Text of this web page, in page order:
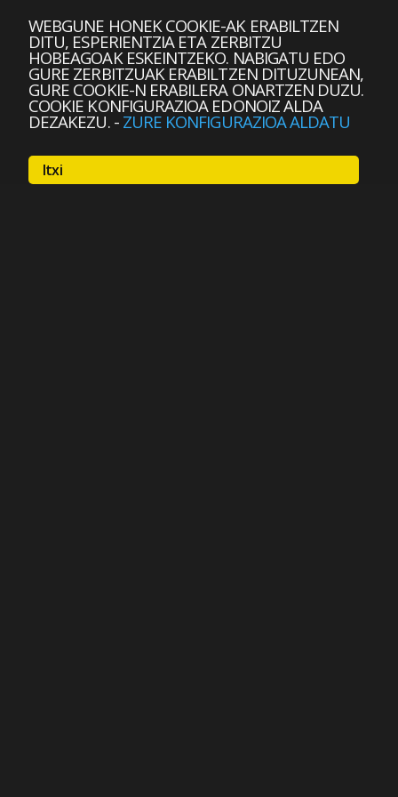
WEBGUNE HONEK COOKIE-AK ERABILTZEN
DITU, ESPERIENTZIA ETA ZERBITZU
HOBEAGOAK ESKEINTZEKO. NABIGATU EDO
GURE ZERBITZUAK ERABILTZEN DITUZUNEAN,
GURE COOKIE-N ERABILERA ONARTZEN DUZU.
COOKIE KONFIGURAZIOA EDONOIZ ALDA
DEZAKEZU.- ZURE KONFIGURAZIOA ALDATU
Itxi